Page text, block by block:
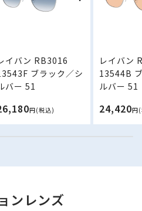
イバン RB3016
ブラック／シ
バー 51
円(税込)
レイバン
13544B
ルバー 51
24,420円
ンレンズ